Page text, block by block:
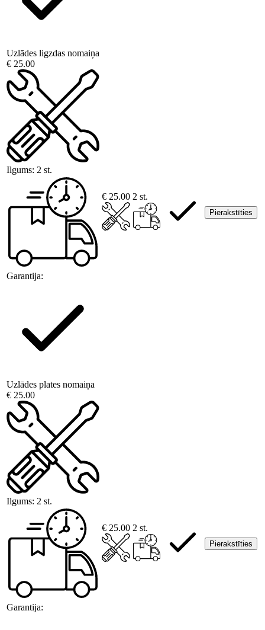
Uzlādes ligzdas nomaiņa
€ 25.00
Ilgums: 2 st.
Garantija:
€ 25.00 2 st.
Pierakstīties
Uzlādes plates nomaiņa
€ 25.00
Ilgums: 2 st.
Garantija:
€ 25.00 2 st.
Pierakstīties